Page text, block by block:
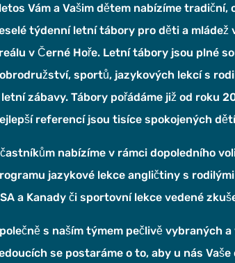
Vám a Vašim dětem nabízíme tradiční,
týdenní letní tábory pro děti a mládež
v Černé Hoře. Letní tábory jsou plné
sportů, jazykových lekcí s
letní zábavy. Tábory pořádáme již od roku
referencí jsou tisíce spokojených
nabízíme v rámci dopoledního
jazykové lekce angličtiny s
a Kanady či sportovní lekce vedené
s naším týmem pečlivě vybraných
se postaráme o to, aby u nás